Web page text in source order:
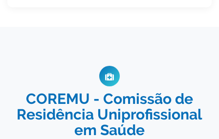
COREMU - Comissão de
Residência Uniprofissional
em Saúde